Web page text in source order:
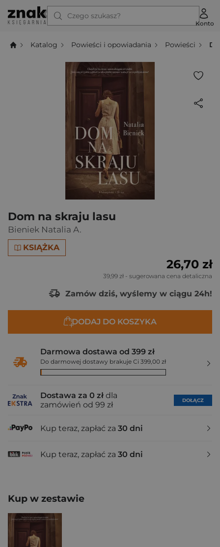
Czego szukasz?
Konto
Katalog Powieści i opowiadania Powieści
Dom na skraju lasu
Bieniek Natalia A.
KSIĄŻKA
26,70 zł
39,99 zł - sugerowana cena detaliczna
Zamów dziś, wyślemy w ciągu 24h!
DODAJ DO KOSZYKA
Darmowa dostawa od 399 zł
Do darmowej dostawy brakuje Ci 399,00 zł
Dostawa za 0 zł dla
zamówień od 99 zł
DOŁĄCZ
Kup teraz, zapłać za 30 dni
Kup teraz, zapłać za 30 dni
Kup w zestawie